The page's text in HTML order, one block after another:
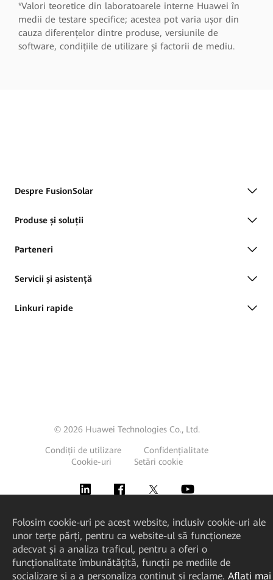
*Valori teoretice din laboratoarele interne Huawei în
medii de testare specifice; acestea pot varia ușor din
cauza diferențelor dintre produse, versiunile de
software, condițiile de utilizare și factorii de mediu.
Despre FusionSolar
Produse și soluții
Parteneri
Servicii și asistență
Linkuri rapide
© 2026 Huawei Technologies Co., Ltd.
Condiții de utilizare
Confidențialitate
Cookie-uri
Setări cookie
Folosim cookie-uri pe acest website, inclusiv cookie-uri ale
unor terțe părți, pentru ca website-ul să funcționeze
adecvat și a analiza traficul, pentru a oferi o
funcționalitate îmbunătățită, funcții pe mediile de
socializare și a a personaliza conținut și reclame. Aflați mai